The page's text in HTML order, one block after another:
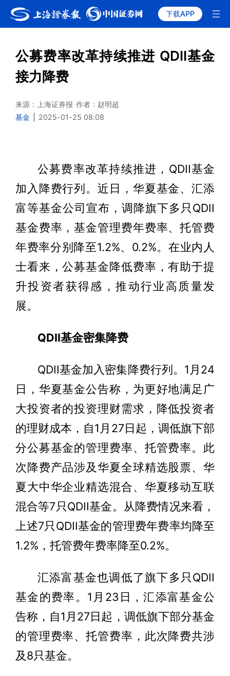
下载APP
公募费率改革持续推进 QDII基金
接力降费
来源：上海证券报 作者：赵明超
基金
2025-01-25 08:08
公募费率改革持续推进，QDII基金
加入降费行列。近日，华夏基金、汇添
富等基金公司宣布，调降旗下多只QDII
基金费率，基金管理费年费率、托管费
年费率分别降至1.2%、0.2%。在业内人
士看来，公募基金降低费率，有助于提
升投资者获得感，推动行业高质量发
展。
QDII基金密集降费
QDII基金加入密集降费行列。1月24
日，华夏基金公告称，为更好地满足广
大投资者的投资理财需求，降低投资者
的理财成本，自1月27日起，调低旗下部
分公募基金的管理费率、托管费率。此
次降费产品涉及华夏全球精选股票、华
夏大中华企业精选混合、华夏移动互联
混合等7只QDII基金。从降费情况来看，
上述7只QDII基金的管理费年费率均降至
1.2%，托管费年费率降至0.2%。
汇添富基金也调低了旗下多只QDII
基金的费率。1月23日，汇添富基金公
告称，自1月27日起，调低旗下部分基金
的管理费率、托管费率，此次降费共涉
及8只基金。